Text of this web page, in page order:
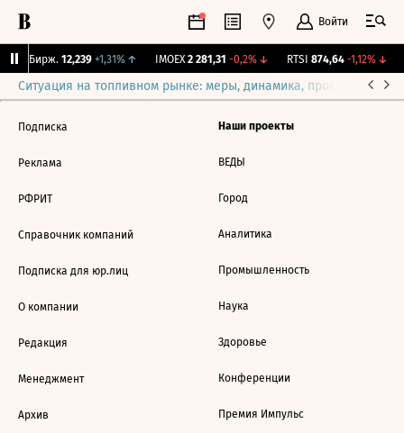
Войти
CNY Бирж. 12,239 +1,31%↑ IMOEX 2 281,31 -0,2%↓ RTSI 874,64 -1,12%↓
Ситуация на топливном рынке: меры, динамика, прогнозы
Подписка
Реклама
РФРИТ
Справочник компаний
Подписка для юр.лиц
О компании
Редакция
Менеджмент
Архив
Наши проекты
ВЕДЫ
Город
Аналитика
Промышленность
Наука
Здоровье
Конференции
Премия Импульс